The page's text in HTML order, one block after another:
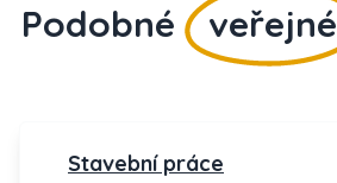
Podobné veřejné
Stavební práce